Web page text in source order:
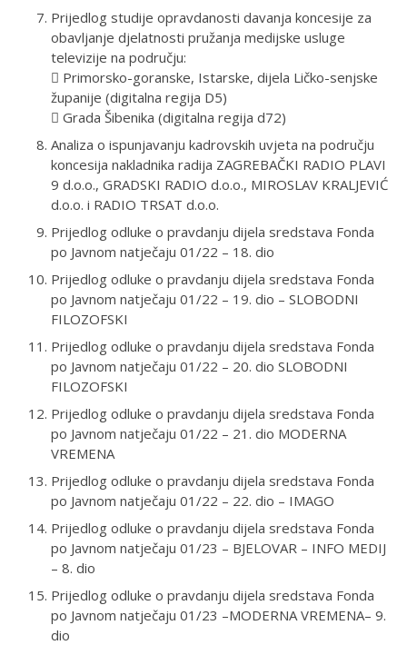
Prijedlog studije opravdanosti davanja koncesije za
obavljanje djelatnosti pružanja medijske usluge
televizije na području:
 Primorsko-goranske, Istarske, dijela Ličko-senjske
županije (digitalna regija D5)
 Grada Šibenika (digitalna regija d72)
Analiza o ispunjavanju kadrovskih uvjeta na području
koncesija nakladnika radija ZAGREBAČKI RADIO PLAVI
9 d.o.o., GRADSKI RADIO d.o.o., MIROSLAV KRALJEVIĆ
d.o.o. i RADIO TRSAT d.o.o.
Prijedlog odluke o pravdanju dijela sredstava Fonda
po Javnom natječaju 01/22 – 18. dio
Prijedlog odluke o pravdanju dijela sredstava Fonda
po Javnom natječaju 01/22 – 19. dio – SLOBODNI
FILOZOFSKI
Prijedlog odluke o pravdanju dijela sredstava Fonda
po Javnom natječaju 01/22 – 20. dio SLOBODNI
FILOZOFSKI
Prijedlog odluke o pravdanju dijela sredstava Fonda
po Javnom natječaju 01/22 – 21. dio MODERNA
VREMENA
Prijedlog odluke o pravdanju dijela sredstava Fonda
po Javnom natječaju 01/22 – 22. dio – IMAGO
Prijedlog odluke o pravdanju dijela sredstava Fonda
po Javnom natječaju 01/23 – BJELOVAR – INFO MEDIJ
– 8. dio
Prijedlog odluke o pravdanju dijela sredstava Fonda
po Javnom natječaju 01/23 –MODERNA VREMENA– 9.
dio